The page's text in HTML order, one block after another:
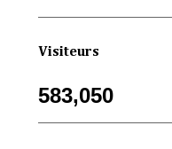
Visiteurs
583,050